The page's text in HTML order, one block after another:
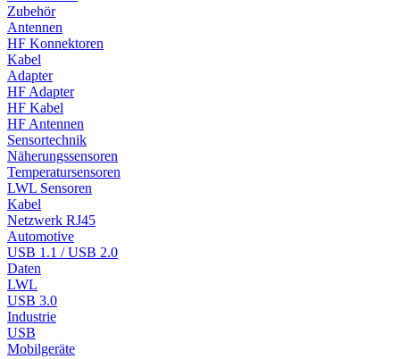
Zubehör
Antennen
HF Konnektoren
Kabel
Adapter
HF Adapter
HF Kabel
HF Antennen
Sensortechnik
Näherungssensoren
Temperatursensoren
LWL Sensoren
Kabel
Netzwerk RJ45
Automotive
USB 1.1 / USB 2.0
Daten
LWL
USB 3.0
Industrie
USB
Mobilgeräte